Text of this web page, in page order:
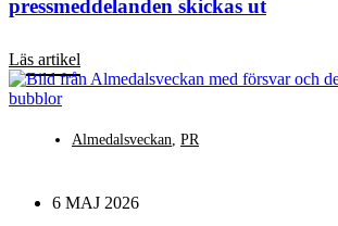
pressmeddelanden skickas ut
Läs artikel
Almedalsveckan, PR
6 MAJ 2026